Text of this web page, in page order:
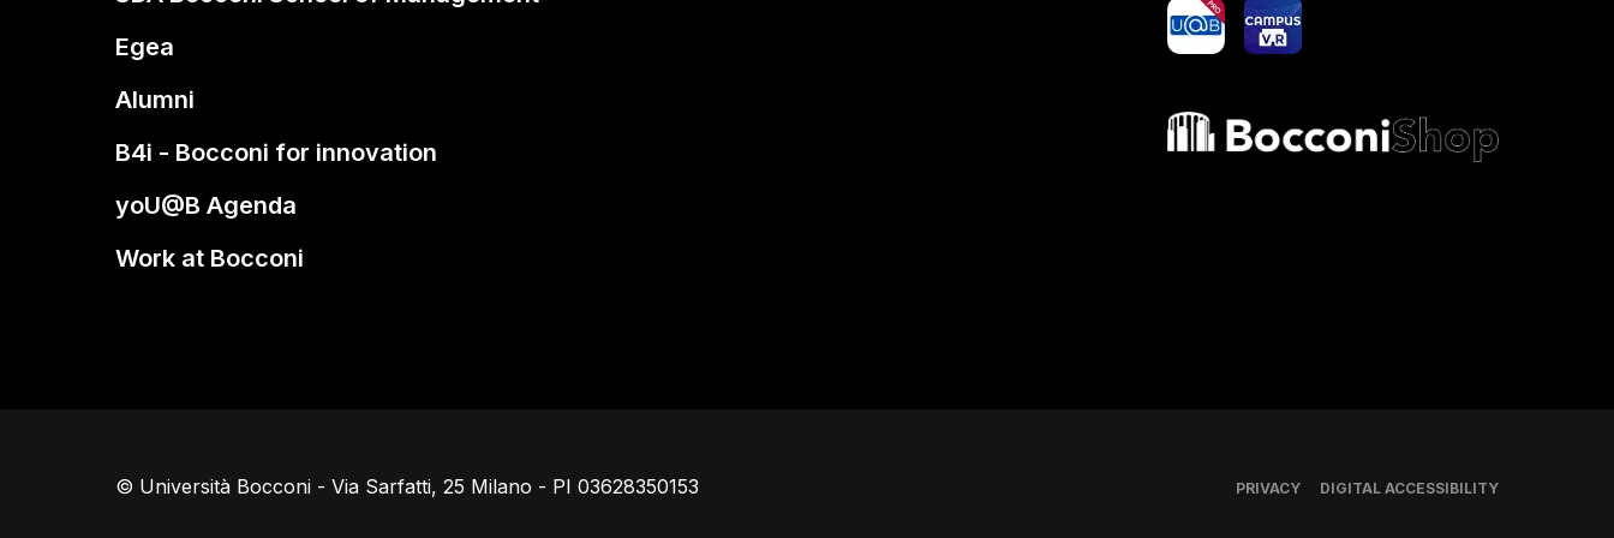
Egea
Alumni
B4i - Bocconi for innovation
yoU@B Agenda
Work at Bocconi
yoU@B Campus VR
Bocconi shop
© Università Bocconi - Via Sarfatti, 25 Milano - PI 03628350153 PRIVACY DIGITAL ACCESSIBILITY